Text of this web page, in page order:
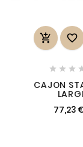
 
  
CAJON
77,23